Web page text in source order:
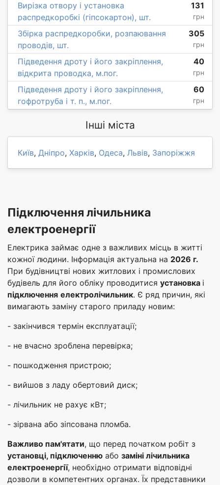
Вирізка отвору і установка
распредкоробкі (гіпсокартон), шт.
131
грн
Збірка распредкоробки, розпаювання
проводів, шт.
305
грн
Підведення дроту і його закріплення,
відкрита проводка, м.пог.
40
грн
Підведення дроту і його закріплення,
гофротруба і т. п., м.пог.
60
грн
Інші міста
Київ, Дніпро, Харків, Одеса, Львів, Запоріжжя
Підключення лічильника
електроенергії
Електрика займає одне з важливих місць в житті
кожної людини. Інформація актуальна на 2026 г.
При будівництві нових житлових і промислових
будівель для його обліку проводитися установка і
підключення електролічильник. Є ряд причин, які
вимагають заміну старого приладу новим:
- закінчився термін експлуатації;
- не вчасно зроблена перевірка;
- пошкодження пристрою;
- вийшов з ладу обертовий диск;
- лічильник не рахує кВт;
- зірвана або зіпсована пломба.
Важливо пам'ятати, що перед початком робіт з
установці, підключенню або заміні лічильника
електроенергії, необхідно отримати відповідні
дозволи в компетентних органах. Їх представники